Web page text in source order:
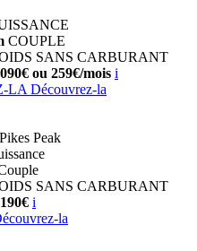
COUPLE
SANS CARBURANT
ou 259€/mois i
LA Découvrez-la
Peak
SANS CARBURANT
i
la